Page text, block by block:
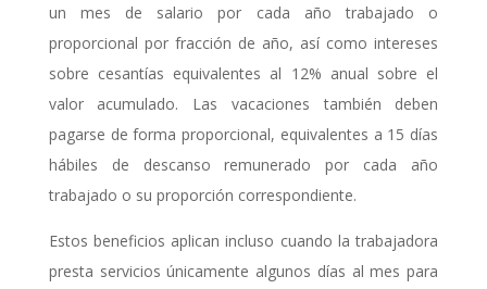
un mes de salario por cada año trabajado o
proporcional por fracción de año, así como intereses
sobre cesantías equivalentes al 12% anual sobre el
valor acumulado. Las vacaciones también deben
pagarse de forma proporcional, equivalentes a 15 días
hábiles de descanso remunerado por cada año
trabajado o su proporción correspondiente.
Estos beneficios aplican incluso cuando la trabajadora
presta servicios únicamente algunos días al mes para